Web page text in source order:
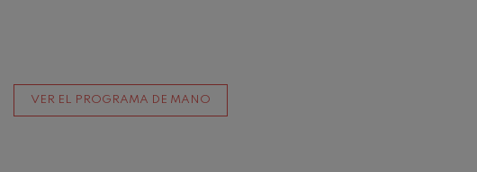
VER EL PROGRAMA DE MANO